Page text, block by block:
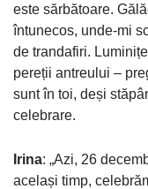
este sărbătoare.
întunecos, unde-mi
de trandafiri.
pereții antreului –
sunt în toi, deși
celebrare.
Irina: „Azi, 26
același timp,